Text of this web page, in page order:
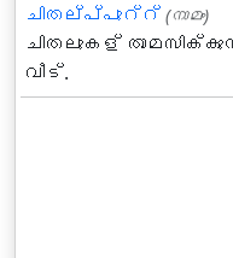
ചിതല്പ്പുറ്റ് (നാമം)
ചിതലുകള്‍
വീട്.